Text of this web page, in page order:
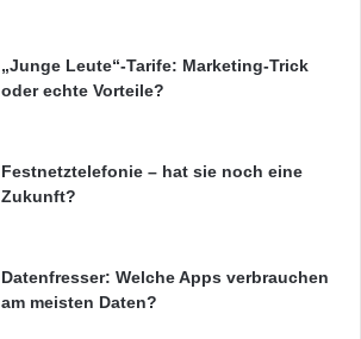
„Junge Leute“-Tarife: Marketing-Trick
oder echte Vorteile?
Festnetztelefonie – hat sie noch eine
Zukunft?
Datenfresser: Welche Apps verbrauchen
am meisten Daten?